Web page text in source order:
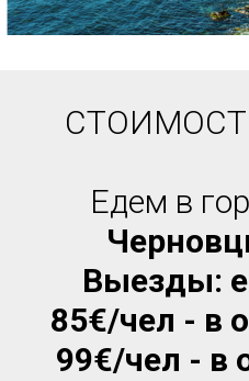
Едем в
Выезды:
85€/чел - в
99€/чел - в